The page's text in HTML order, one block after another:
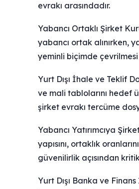
evrakı arasındadır.
Yabancı Ortaklı Şirket
yabancı ortak alınırken,
yeminli biçimde çevrilmesi
Yurt Dışı İhale ve Teklif
ve mali tablolarını hedef
şirket evrakı tercüme
Yabancı Yatırımcıya
yapısını, ortaklık
güvenilirlik açısından
Yurt Dışı Banka ve